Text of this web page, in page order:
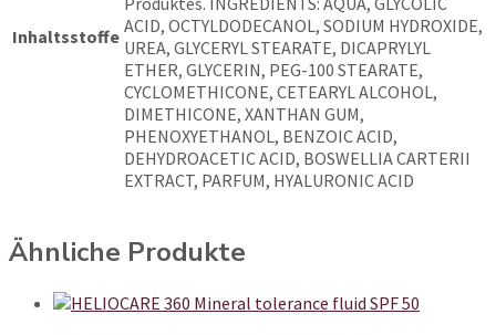
Inhaltsstoffe ACID, OCTYLDODECANOL, SODIUM HYDROXIDE,
UREA, GLYCERYL STEARATE, DICAPRYLYL
ETHER, GLYCERIN, PEG-100 STEARATE,
CYCLOMETHICONE, CETEARYL ALCOHOL,
DIMETHICONE, XANTHAN GUM,
PHENOXYETHANOL, BENZOIC ACID,
DEHYDROACETIC ACID, BOSWELLIA CARTERII
EXTRACT, PARFUM, HYALURONIC ACID
Ähnliche Produkte